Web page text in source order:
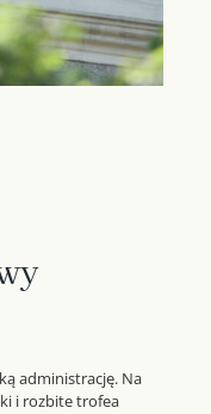
administrację. Na
i rozbite trofea